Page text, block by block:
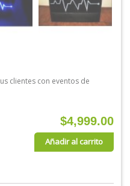
clientes con eventos de
$4,999.00
Añadir al carrito